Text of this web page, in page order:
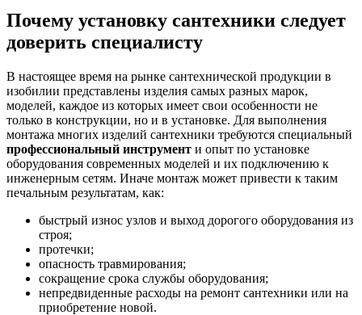
Почему установку сантехники следует
доверить специалисту
В настоящее время на рынке сантехнической продукции в
изобилии представлены изделия самых разных марок,
моделей, каждое из которых имеет свои особенности не
только в конструкции, но и в установке. Для выполнения
монтажа многих изделий сантехники требуются специальный
профессиональный инструмент и опыт по установке
оборудования современных моделей и их подключению к
инженерным сетям. Иначе монтаж может привести к таким
печальным результатам, как:
быстрый износ узлов и выход дорогого оборудования из
строя;
протечки;
опасность травмирования;
сокращение срока службы оборудования;
непредвиденные расходы на ремонт сантехники или на
приобретение новой.